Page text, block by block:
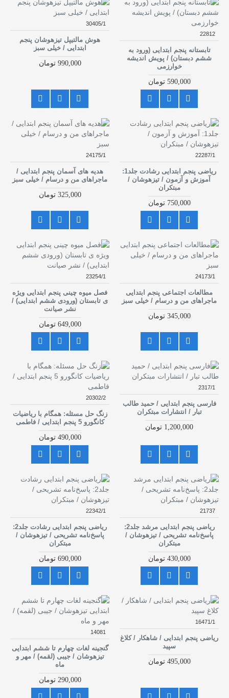
22812
تابستانه پنجم ابتدایی (ورود به
ششم دبستان) / پویش اندیشه
خوارزمی
590,000 تومان
30405/1
هوش مالتیپل تیزهوشان پنجم
ابتدایی / خیلی سبز
990,000 تومان
22287/1
ریاضی پنجم ابتدایی رشادت جلد1:
آموزش و آزمون / تیزهوشان /
مبتکران
750,000 تومان
24175/1
هدیه های آسمان پنجم ابتدایی /
ماجراهای من و درسام / خیلی سبز
325,000 تومان
24173/1
مطالعات اجتماعی پنجم ابتدایی
ماجراهای من و درسام / خیلی سبز
345,000 تومان
23254/1
فصل میوه چینی پنجم ابتدایی ویژه
ی تابستان (ورودی ششم ابتدایی) /
نشر صیانت
649,000 تومان
2317/1
فارسی پنجم ابتدایی / حمید طالب
تبار / انتشارات مبتکران
1,200,000 تومان
20302/2
زنگ حل مسئله: همگام با ریاضیات
کانگورو 5 پنجم ابتدایی / فاطمی
490,000 تومان
21737
ریاضی پنجم ابتدایی مرشد جلد2:
پاسخ‌نامه تشریحی / تیزهوشان /
مبتکران
430,000 تومان
22342/1
ریاضی پنجم ابتدایی رشادت جلد2:
پاسخ‌نامه تشریحی / تیزهوشان /
مبتکران
690,000 تومان
16471/1
ریاضی پنجم ابتدایی / شاهکار / کلاغ
سپید
495,000 تومان
14081
گنجینه لغات چهارم تا ششم ابتدایی
تیزهوشان / جیبی (لقمه) / مهر و
ماه
290,000 تومان